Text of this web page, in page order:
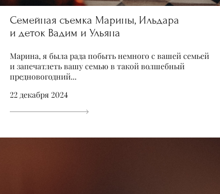
Семейная съемка Марины, Ильдара
и деток Вадим и Ульяна
Марина, я была рада побыть немного с вашей семьей
и запечатлеть вашу семью в такой волшебный
предновогодний...
22 декабря 2024